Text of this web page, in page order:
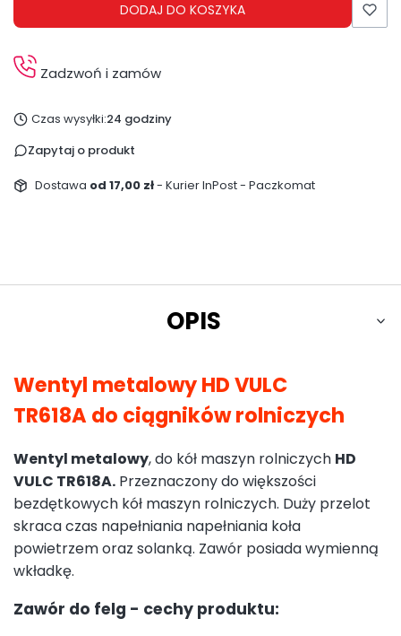
DODAJ DO KOSZYKA
Zadzwoń i zamów
Czas wysyłki:24 godziny
Zapytaj o produkt
Dostawa od 17,00 zł- Kurier InPost - Paczkomat
OPIS
Wentyl metalowy HD VULC
TR618A do ciągników rolniczych
Wentyl metalowy, do kół maszyn rolniczych HD
VULC TR618A. Przeznaczony do większości
bezdętkowych kół maszyn rolniczych. Duży przelot
skraca czas napełniania napełniania koła
powietrzem oraz solanką. Zawór posiada wymienną
wkładkę.
Zawór do felg - cechy produktu: